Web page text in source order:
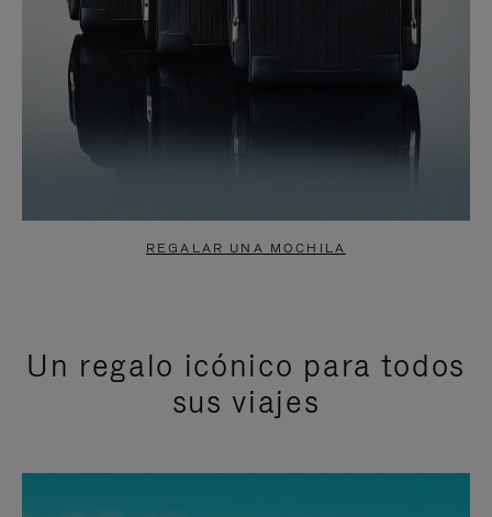
REGALAR UNA MOCHILA
Un regalo icónico para todos
sus viajes